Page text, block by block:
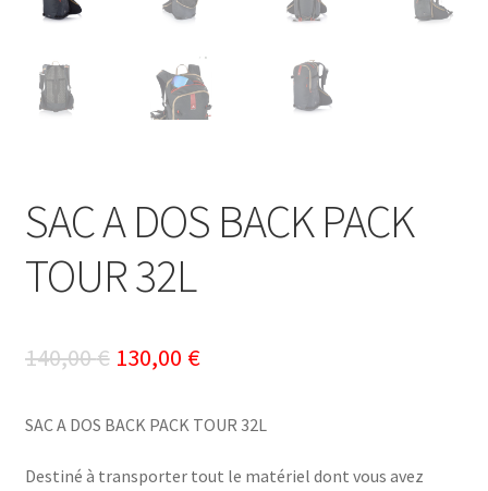
SAC A DOS BACK PACK
TOUR 32L
140,00€ Le
initial
était :
130,00 €Le
actuel
est :
SAC A DOS BACK PACK TOUR 32L
Destiné à transporter tout le matériel dont vous avez